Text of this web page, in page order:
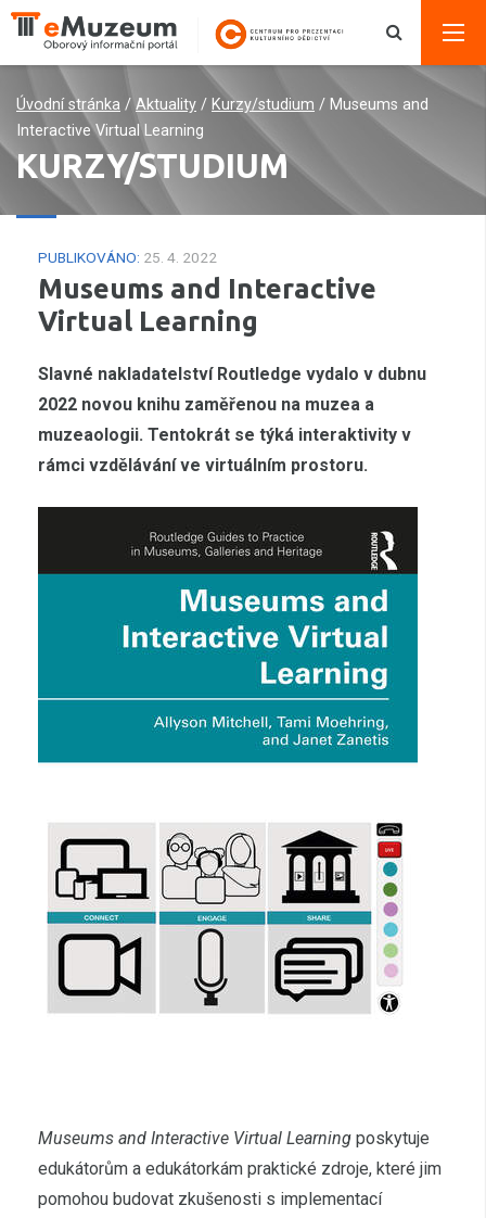
Úvodní stránka / Aktuality / Kurzy/studium / Museums and
Interactive Virtual Learning
KURZY/STUDIUM
PUBLIKOVÁNO: 25. 4. 2022
Museums and Interactive
Virtual Learning
Slavné nakladatelství Routledge vydalo v dubnu
2022 novou knihu zaměřenou na muzea a
muzeaologii. Tentokrát se týká interaktivity v
rámci vzdělávání ve virtuálním prostoru.
Museums and Interactive Virtual Learning poskytuje
edukátorům a edukátorkám praktické zdroje, které jim
pomohou budovat zkušenosti s implementací